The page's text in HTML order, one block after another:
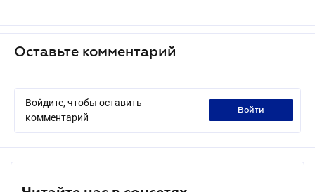
Оставьте комментарий
Войдите, чтобы оставить
комментарий
войти